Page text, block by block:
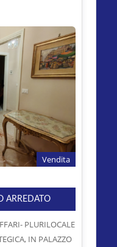
Vendita
ARREDATO
PLURILOCALE
IN PALAZZO